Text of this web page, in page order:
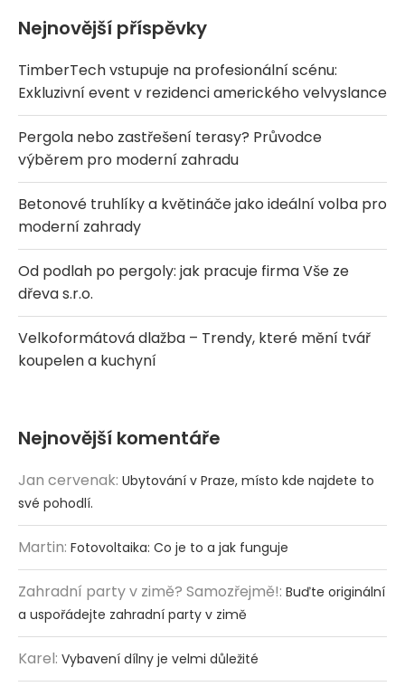
Nejnovější příspěvky
TimberTech vstupuje na profesionální scénu:
Exkluzivní event v rezidenci amerického velvyslance
Pergola nebo zastřešení terasy? Průvodce
výběrem pro moderní zahradu
Betonové truhlíky a květináče jako ideální volba pro
moderní zahrady
Od podlah po pergoly: jak pracuje firma Vše ze
dřeva s.r.o.
Velkoformátová dlažba – Trendy, které mění tvář
koupelen a kuchyní
Nejnovější komentáře
Jan cervenak: Ubytování v Praze, místo kde najdete to
své pohodlí.
Martin: Fotovoltaika: Co je to a jak funguje
Zahradní party v zimě? Samozřejmě!: Buďte originální
a uspořádejte zahradní party v zimě
Karel: Vybavení dílny je velmi důležité